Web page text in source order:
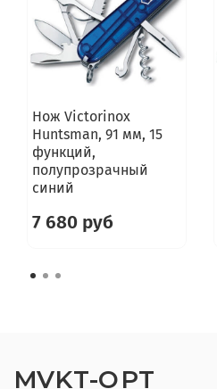
Нож Victorinox
Huntsman, 91 мм, 15
функций,
полупрозрачный
синий
7 680 руб
MVKT-OPT